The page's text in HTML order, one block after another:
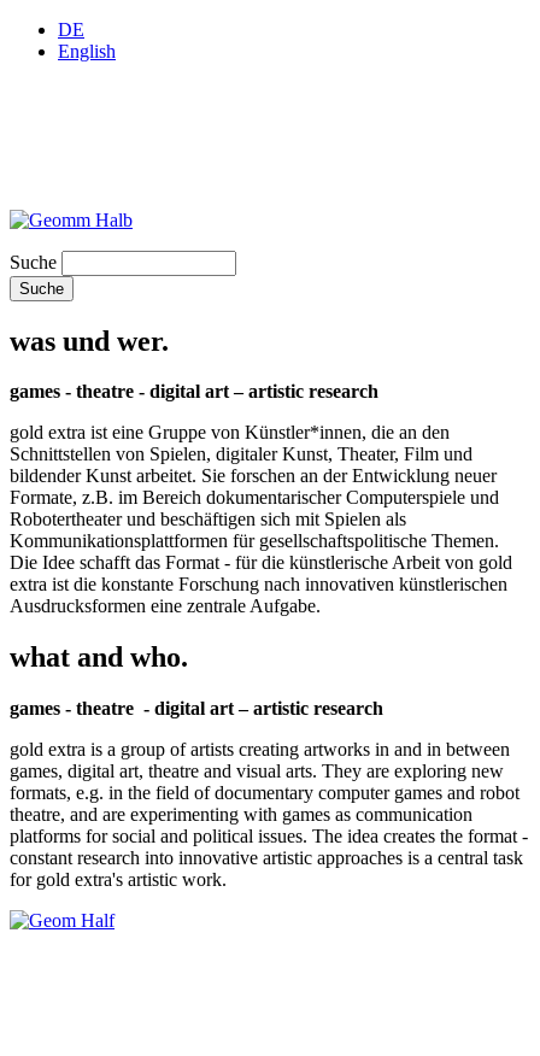
DE
English
Suche
was und wer.
games - theatre - digital art – artistic research
gold extra ist eine Gruppe von Künstler*innen, die an den
Schnittstellen von Spielen, digitaler Kunst, Theater, Film und
bildender Kunst arbeitet. Sie forschen an der Entwicklung neuer
Formate, z.B. im Bereich dokumentarischer Computerspiele und
Robotertheater und beschäftigen sich mit Spielen als
Kommunikationsplattformen für gesellschaftspolitische Themen.
Die Idee schafft das Format - für die künstlerische Arbeit von gold
extra ist die konstante Forschung nach innovativen künstlerischen
Ausdrucksformen eine zentrale Aufgabe.
what and who.
games - theatre - digital art – artistic research
gold extra is a group of artists creating artworks in and in between
games, digital art, theatre and visual arts. They are exploring new
formats, e.g. in the field of documentary computer games and robot
theatre, and are experimenting with games as communication
platforms for social and political issues. The idea creates the format -
constant research into innovative artistic approaches is a central task
for gold extra's artistic work.